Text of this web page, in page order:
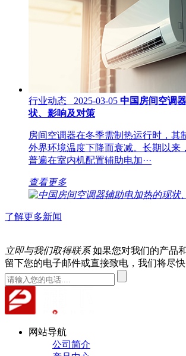
行业动态 2025-03-05 中国房间空调
状、影响及对策
房间空调器在冬季需制热运行时，其
外界环境温度下降而衰减。长期以来
普遍在室内机配置辅助电加···
查看更多
了解更多新闻
立即与我们取得联系 如果您对我们的产品
留下您的电子邮件或直接致电，我们将尽快
网站导航
公司简介